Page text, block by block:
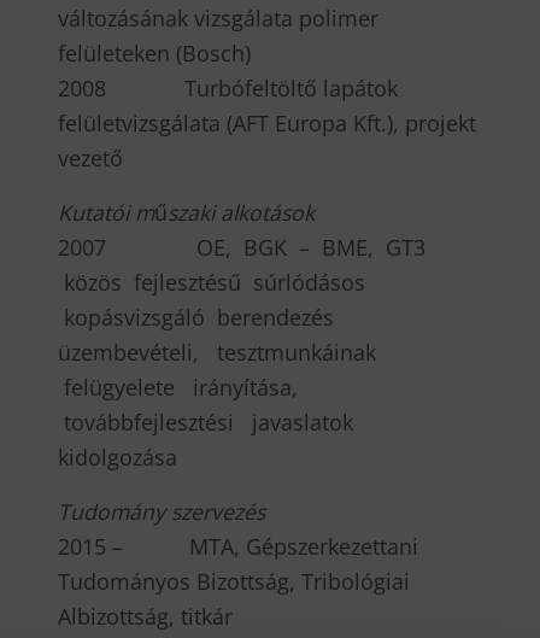
változásának vizsgálata polimer
felületeken (Bosch)
2008 Turbófeltöltő lapátok
felületvizsgálata (AFT Europa Kft.), projekt
vezető
Kutatói műszaki alkotások
2007 OE, BGK – BME, GT3
közös fejlesztésű súrlódásos
kopásvizsgáló berendezés
üzembevételi, tesztmunkáinak
felügyelete irányítása,
továbbfejlesztési javaslatok
kidolgozása
Tudomány szervezés
2015 – MTA, Gépszerkezettani
Tudományos Bizottság, Tribológiai
Albizottság, titkár